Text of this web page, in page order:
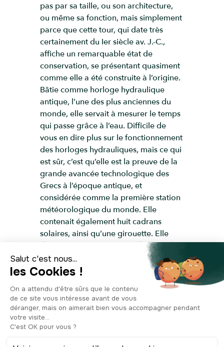
pas par sa taille, ou son architecture,
ou même sa fonction, mais simplement
parce que cette tour, qui date très
certainement du Ier siècle av. J.-C.,
affiche un remarquable état de
conservation, se présentant quasiment
comme elle a été construite à l’origine.
Bâtie comme horloge hydraulique
antique, l’une des plus anciennes du
monde, elle servait à mesurer le temps
qui passe grâce à l’eau. Difficile de
vous en dire plus sur le fonctionnement
des horloges hydrauliques, mais ce qui
est sûr, c’est qu’elle est la preuve de la
grande avancée technologique des
Grecs à l’époque antique, et
considérée comme la première station
météorologique du monde. Elle
contenait également huit cadrans
solaires, ainsi qu’une girouette. Elle
dévoile, sur ses 12 mètres de haut, des
hauts-reliefs sculptés qui représentent
les divinités des Vents sur chacune de
ses huit faces et présente un style
corinthien, que l’on doit, d’après
certains historiens, à l’ingénieur
Andronicus Cyrrhestès. Cette tour a
remarquablement bien survécu au